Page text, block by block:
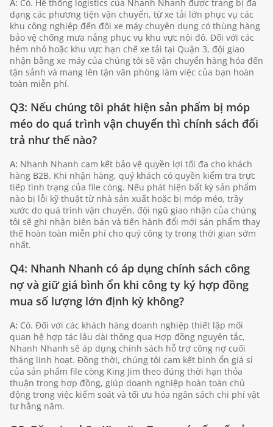
A: Có. Hệ thống logistics của Nhanh Nhanh được trang bị đa
dạng các phương tiện vận chuyển, từ xe tải lớn phục vụ các
khu công nghiệp đến đội xe máy chuyên dụng có thùng hàng
bảo vệ chống mưa nắng phục vụ khu vực nội đô. Đối với các
hẻm nhỏ hoặc khu vực hạn chế xe tải tại Quận 3, đội giao
nhận bằng xe máy của chúng tôi sẽ vận chuyển hàng hóa đến
tận sảnh và mang lên tận văn phòng làm việc của bạn hoàn
toàn miễn phí.
Q3: Nếu chúng tôi phát hiện sản phẩm bị móp
méo do quá trình vận chuyển thì chính sách đổi
trả như thế nào?
A: Nhanh Nhanh cam kết bảo vệ quyền lợi tối đa cho khách
hàng B2B. Khi nhận hàng, quý khách có quyền kiểm tra trực
tiếp tình trạng của file còng. Nếu phát hiện bất kỳ sản phẩm
nào bị lỗi kỹ thuật từ nhà sản xuất hoặc bị móp méo, trầy
xước do quá trình vận chuyển, đội ngũ giao nhận của chúng
tôi sẽ ghi nhận biên bản và tiến hành đổi mới sản phẩm thay
thế hoàn toàn miễn phí cho quý công ty trong thời gian sớm
nhất.
Q4: Nhanh Nhanh có áp dụng chính sách công
nợ và giữ giá bình ổn khi công ty ký hợp đồng
mua số lượng lớn định kỳ không?
A: Có. Đối với các khách hàng doanh nghiệp thiết lập mối
quan hệ hợp tác lâu dài thông qua Hợp đồng nguyên tắc,
Nhanh Nhanh sẽ áp dụng chính sách hỗ trợ công nợ cuối
tháng linh hoạt. Đồng thời, chúng tôi cam kết bình ổn giá sỉ
của sản phẩm file còng King Jim theo đúng thời hạn thỏa
thuận trong hợp đồng, giúp doanh nghiệp hoàn toàn chủ
động trong việc kiểm soát và tối ưu hóa ngân sách chi phí vật
tư hằng năm.